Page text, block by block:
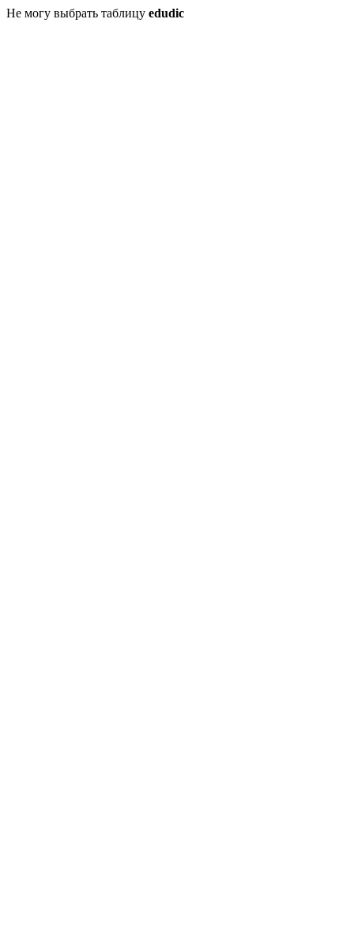
Не могу выбрать таблицу edudic